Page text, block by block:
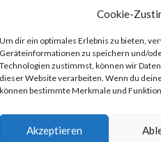
Cookie-
Um dir ein optimales Erlebnis zu bieten,
Geräteinformationen zu speichern und/
Technologien zustimmst, können wir
dieser Website verarbeiten. Wenn du
können bestimmte Merkmale und
Akzeptieren